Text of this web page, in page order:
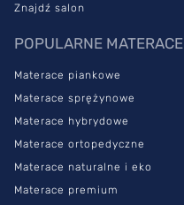
Znajdź salon
POPULARNE MATERACE
Materace piankowe
Materace sprężynowe
Materace hybrydowe
Materace ortopedyczne
Materace naturalne i eko
Materace premium